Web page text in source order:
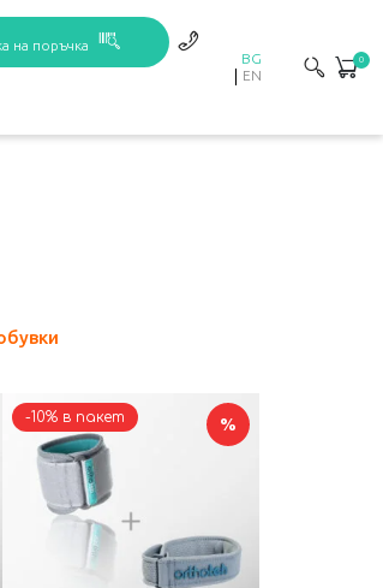
на поръчка
BG
EN
0
%
-10% в пакет